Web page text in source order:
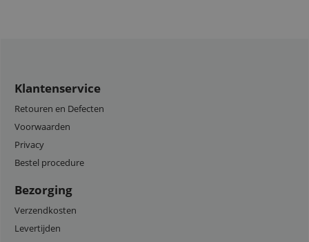
Klantenservice
Retouren en Defecten
Voorwaarden
Privacy
Bestel procedure
Bezorging
Verzendkosten
Levertijden